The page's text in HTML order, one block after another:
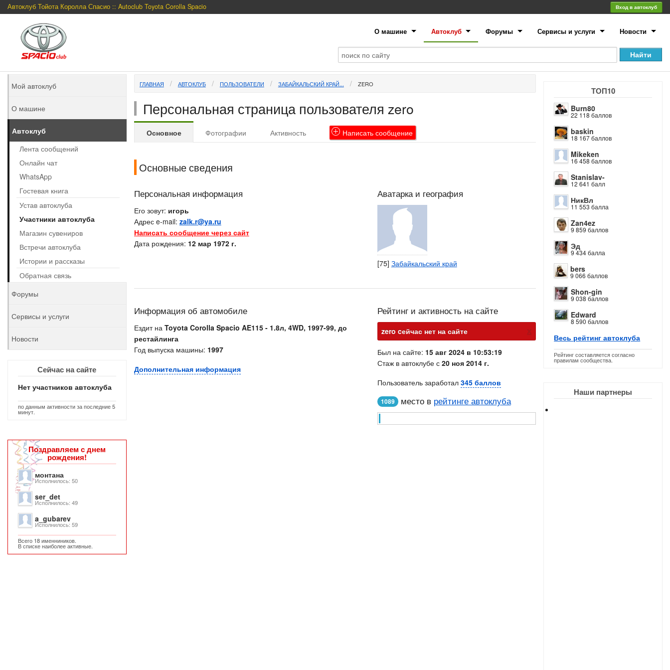
Автоклуб Тойота Королла Спасио :: Autoclub Toyota Corolla Spacio Вход в автоклуб
О машине Автоклуб Форумы Сервисы и услуги Новости
ТОП10
Burn80
22 118 баллов
baskin
18 167 баллов
Mikeken
16 458 баллов
Stanislav-
12 641 балл
НикВл
11 553 балла
Zan4ez
9 859 баллов
Эд
9 434 балла
bers
9 066 баллов
Shon-gin
9 038 баллов
Edward
8 590 баллов
Весь рейтинг автоклуба
Рейтинг составляется согласно
правилам сообщества.
Наши партнеры
ГЛАВНАЯ АВТОКЛУБ ПОЛЬЗОВАТЕЛИ ЗАБАЙКАЛЬСКИЙ КРАЙ... ZERO
Персональная страница пользователя zero
Основное Фотографии Активность Написатьсообщение
Основные сведения
Персональная информация
Его зовут: игорь
Адрес e-mail: zalk.r@ya.ru
Написать сообщение через сайт
Дата рождения: 12 мар 1972 г.
Аватарка и география
[75] Забайкальский край
Информация об автомобиле
Ездит на Toyota Corolla Spacio AE115 - 1.8л, 4WD, 1997-99, до
рестайлинга
Год выпуска машины: 1997
Дополнительная информация
Рейтинг и активность на сайте
zero cейчас нет на сайте х
Был на сайте: 15 авг 2024 в 10:53:19
Стаж в автоклубе с 20 ноя 2014 г.
Пользователь заработал 345 баллов
1089 место в рейтинге автоклуба
Мой автоклуб
О машине
Автоклуб
Лента сообщений
Онлайн чат
WhatsApp
Гостевая книга
Устав автоклуба
Участники автоклуба
Магазин сувениров
Встречи автоклуба
Истории и рассказы
Обратная связь
Форумы
Сервисы и услуги
Новости
Сейчас на сайте
Нет участников автоклуба
по данным активности за последние 5
минут.
Поздравляем с днем
рождения!
монтана
Исполнилось: 50
ser_det
Исполнилось: 49
a_gubarev
Исполнилось: 59
Всего 18 именниников.
В списке наиболее активные.